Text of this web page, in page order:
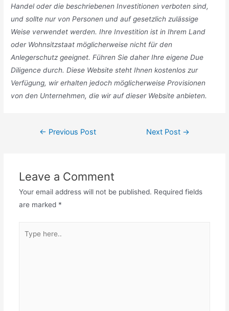
Handel oder die beschriebenen Investitionen verboten sind,
und sollte nur von Personen und auf gesetzlich zulässige
Weise verwendet werden. Ihre Investition ist in Ihrem Land
oder Wohnsitzstaat möglicherweise nicht für den
Anlegerschutz geeignet. Führen Sie daher Ihre eigene Due
Diligence durch. Diese Website steht Ihnen kostenlos zur
Verfügung, wir erhalten jedoch möglicherweise Provisionen
von den Unternehmen, die wir auf dieser Website anbieten.
Post← Previous Post Next Post →
Leave a Comment
Your email address will not be published. Required fields
are marked *
here..